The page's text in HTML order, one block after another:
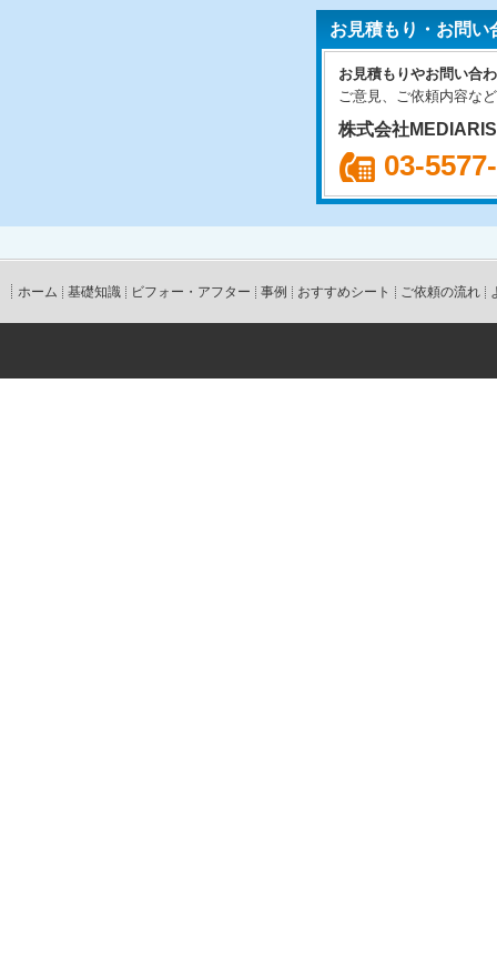
お見積もり・お問い
お見積もりやお問い合
ご意見、ご依頼内容な
株式会社
03-
ホーム 基礎知識 ビフォー・アフター 事例 おすすめシート ご依頼の流れ